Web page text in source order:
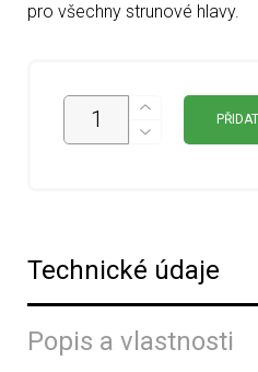
pro všechny strunové hlavy.
Technické údaje
Popis a vlastnosti